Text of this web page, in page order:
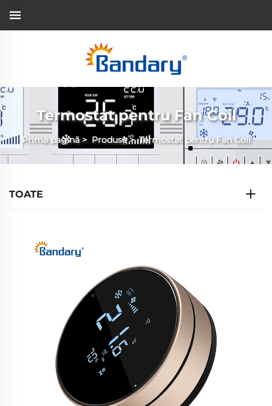
Termostat pentru Fan Coil
Prima pagină> Produse>Termostat pentru Fan Coil
TOATE